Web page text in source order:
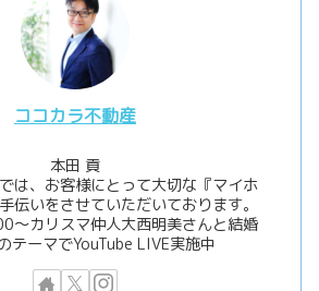
ココカラ不動産
本田 貢
は、お客様にとって大切な『マイホ
伝いをさせていただいております。
〜カリスマ仲人大西明美さんと結婚
テーマでYouTube LIVE実施中